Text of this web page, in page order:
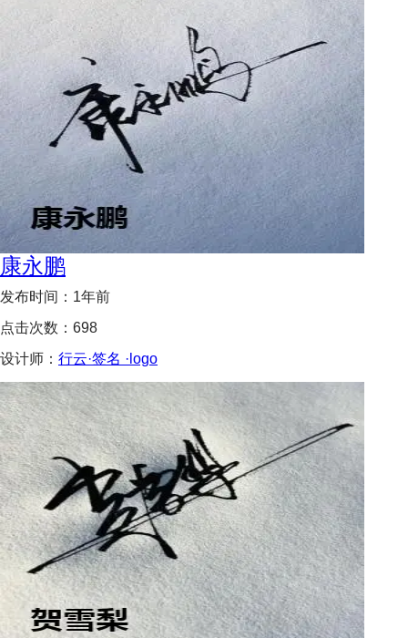
康永鹏
发布时间： 1年前
点击次数： 698
设计师： 行云·签名 ·logo